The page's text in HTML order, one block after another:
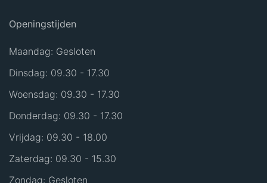
Openingstijden
Maandag: Gesloten
Dinsdag: 09.30 - 17.30
Woensdag: 09.30 - 17.30
Donderdag: 09.30 - 17.30
Vrijdag: 09.30 - 18.00
Zaterdag: 09.30 - 15.30
Zondag: Gesloten